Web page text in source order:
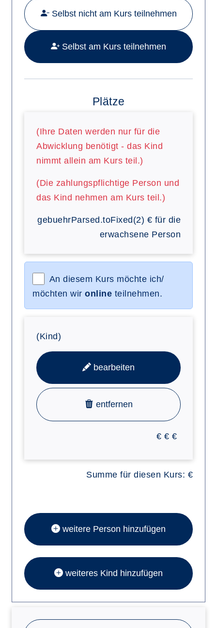
Selbst nicht am Kurs teilnehmen
Selbst am Kurs teilnehmen
Plätze
(Ihre Daten werden nur für die
Abwicklung benötigt - das Kind
nimmt allein am Kurs teil.)
(Die zahlungspflichtige Person und
das Kind nehmen am Kurs teil.)
gebuehrParsed.toFixed(2) € für die
erwachsene Person
An diesem Kurs möchte ich/
möchten wir online teilnehmen.
(Kind)
bearbeiten
entfernen
€ € €
Summe für diesen Kurs: €
weitere Person hinzufügen
weiteres Kind hinzufügen